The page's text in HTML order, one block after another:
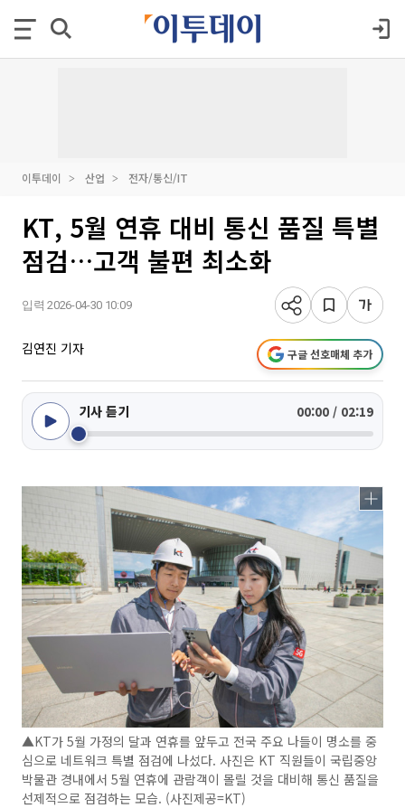
이투데이 산업 전자/통신/IT
KT, 5월 연휴 대비 통신 품질 특별
점검…고객 불편 최소화
입력 2026-04-30 10:09
김연진 기자 구글 선호매체 추가
기사 듣기 00:00 / 02:19
▲KT가 5월 가정의 달과 연휴를 앞두고 전국 주요 나들이 명소를 중
심으로 네트워크 특별 점검에 나섰다. 사진은 KT 직원들이 국립중앙
박물관 경내에서 5월 연휴에 관람객이 몰릴 것을 대비해 통신 품질을
선제적으로 점검하는 모습. (사진제공=KT)